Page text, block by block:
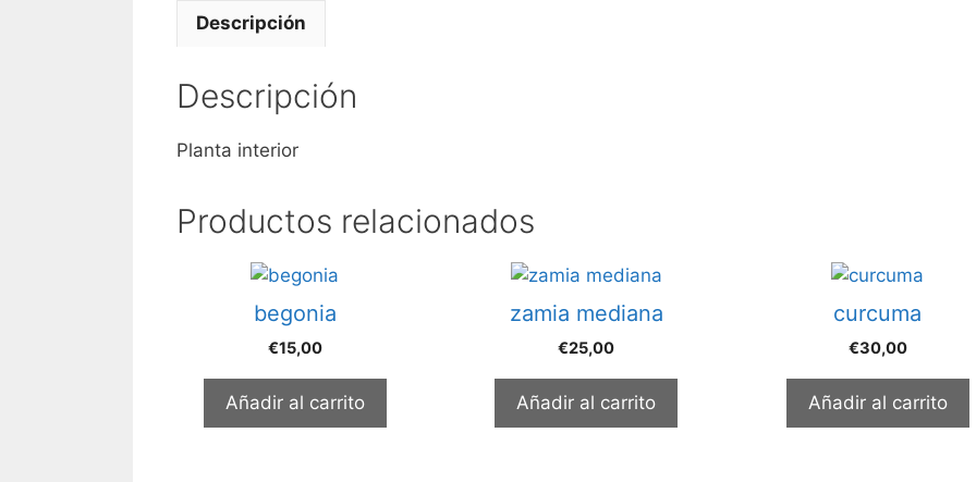
Descripción
Descripción
Planta interior
Productos relacionados
begonia
€15,00
Añadir al carrito
zamia mediana
€25,00
Añadir al carrito
curcuma
€30,00
Añadir al carrito